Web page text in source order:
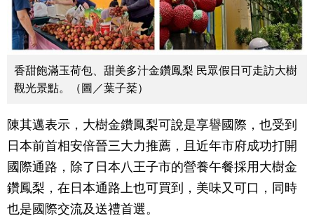
香甜飽滿玉荷包、甜美多汁金鑽鳳梨 民眾假日可走訪大樹
觀光景點。（圖／葉子棻）
陳其邁表示，大樹金鑽鳳梨可說是享譽國際，也受到
日本前首相安倍晉三大力推薦，且近年市府成功打開
國際通路，除了日本八王子市的營養午餐採用大樹金
鑽鳳梨，在日本通路上也可買到，美味又可口，同時
也是國際交流及送禮首選。